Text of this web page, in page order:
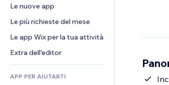
PDF
Condivisione file
Effetti immagine
Tasti e menu
Banner e badge
Calcolatrici
Cerca
Meteo
Chat
Commenti
Telefono
Community
Recensioni e testimonial
CRM
Le nuove app
Le più richieste del mese
Le app Wix per la tua attività
Extra dell'editor
APP PER AIUTARTI